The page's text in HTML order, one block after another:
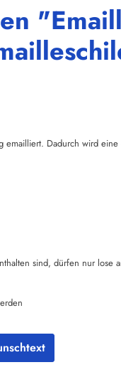
Dadurch wird
sind, dürfen nur lose